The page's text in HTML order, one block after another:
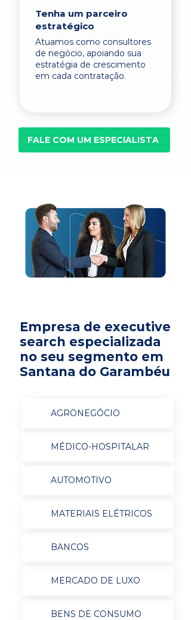
Tenha um parceiro
estratégico
Atuamos como consultores
de negócio, apoiando sua
estratégia de crescimento
em cada contratação.
FALE COM UM ESPECIALISTA
Empresa de executive
search especializada
no seu segmento em
Santana do Garambéu
AGRONEGÓCIO
MÉDICO-HOSPITALAR
AUTOMOTIVO
MATERIAIS ELÉTRICOS
BANCOS
MERCADO DE LUXO
BENS DE CONSUMO